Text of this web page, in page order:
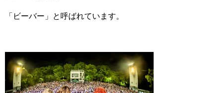
「ビーバー」と呼ばれています。